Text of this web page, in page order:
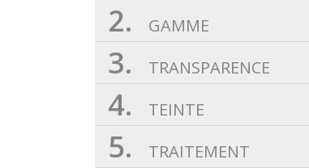
2. GAMME
3. TRANSPARENCE
4. TEINTE
5. TRAITEMENT